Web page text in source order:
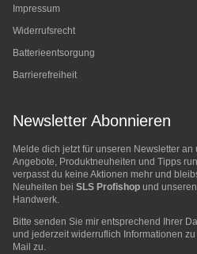
Impressum
Widerrufsrecht
Batterieentsorgung
Barrierefreiheit
Newsletter Abonnieren
Melde dich jetzt für unseren Newsletter
Angebote, Produktneuheiten und Tipps
verpasst du keine Aktionen mehr und
Neuheiten bei SLS Profishop und
Handwerk.
Bitte senden Sie mir entsprechend Ihrer
und jederzeit widerruflich Informationen
Mail zu.